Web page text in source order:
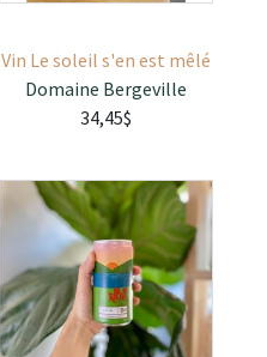
Vin Le soleil s'en est mêlé
Domaine Bergeville
34,45$